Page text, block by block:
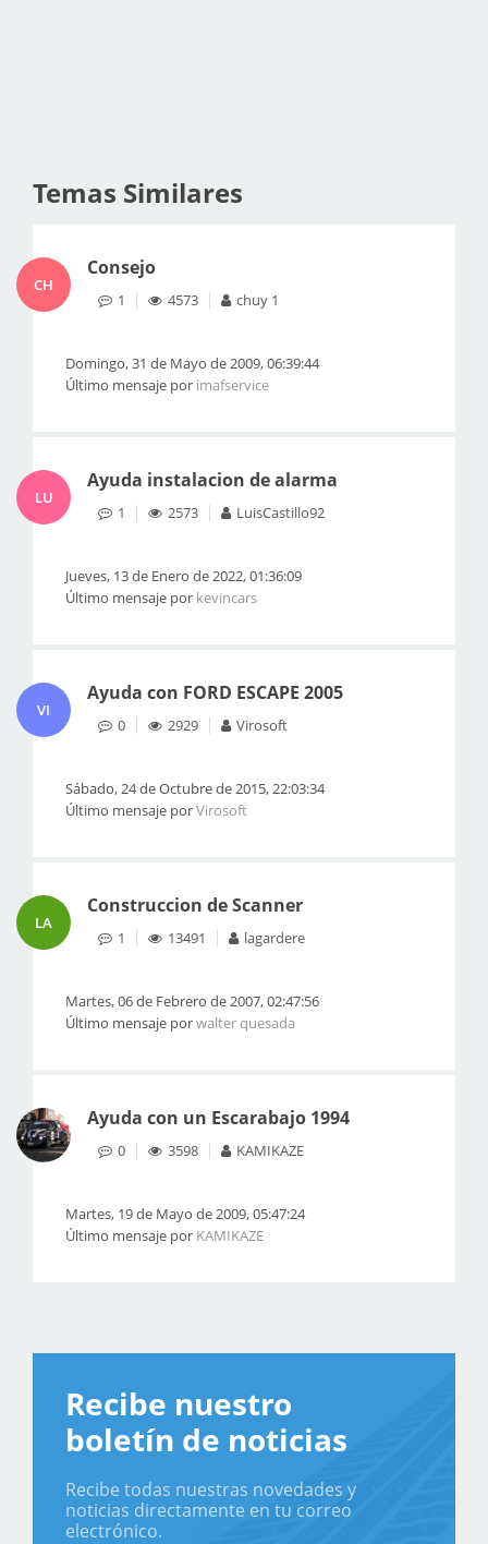
Temas Similares
CH
Consejo
1 4573 chuy 1
Domingo, 31 de Mayo de 2009, 06:39:44
Último mensaje por imafservice
LU
Ayuda instalacion de alarma
1 2573 LuisCastillo92
Jueves, 13 de Enero de 2022, 01:36:09
Último mensaje por kevincars
VI
Ayuda con FORD ESCAPE 2005
0 2929 Virosoft
Sábado, 24 de Octubre de 2015, 22:03:34
Último mensaje porVirosoft
LA
Construccion de Scanner
1 13491 lagardere
Martes, 06 de Febrero de 2007, 02:47:56
Último mensaje porwalter quesada
Ayuda con un Escarabajo 1994
0 3598 KAMIKAZE
Martes, 19 de Mayo de 2009, 05:47:24
Último mensaje por KAMIKAZE
Recibe nuestro
boletín de noticias
Recibe todas nuestras novedades y
noticias directamente en tu correo
electrónico.